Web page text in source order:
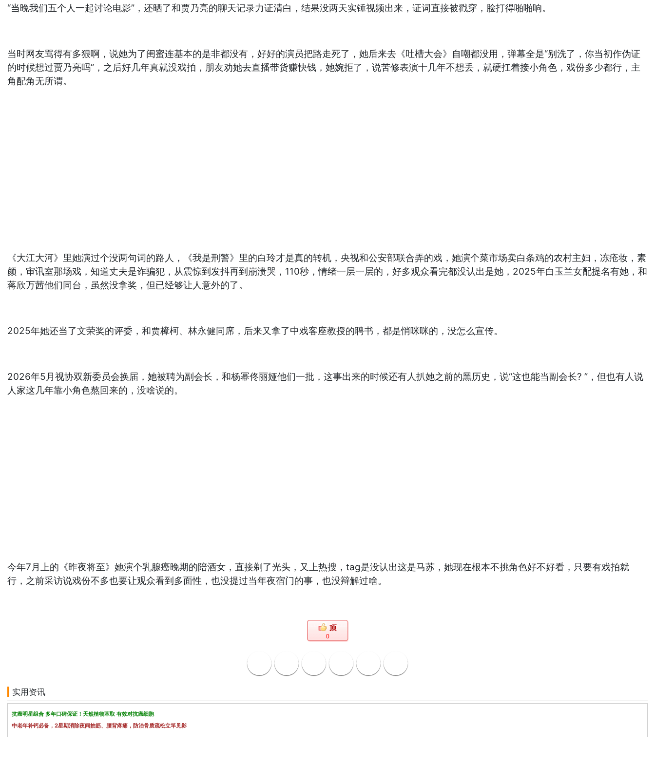
“当晚我们五个人一起讨论电影”，还晒了和贾乃亮的聊天记录力证清白，结果没两天实锤视频出来，证词直接被戳穿，脸打得啪啪响。
当时网友骂得有多狠啊，说她为了闺蜜连基本的是非都没有，好好的演员把路走死了，她后来去《吐槽大会》自嘲都没用，弹幕全是“别洗了，你当初作伪证
的时候想过贾乃亮吗”，之后好几年真就没戏拍，朋友劝她去直播带货赚快钱，她婉拒了，说苦修表演十几年不想丢，就硬扛着接小角色，戏份多少都行，主
角配角无所谓。
《大江大河》里她演过个没两句词的路人，《我是刑警》里的白玲才是真的转机，央视和公安部联合弄的戏，她演个菜市场卖白条鸡的农村主妇，冻疮妆，素
颜，审讯室那场戏，知道丈夫是诈骗犯，从震惊到发抖再到崩溃哭，110秒，情绪一层一层的，好多观众看完都没认出是她，2025年白玉兰女配提名有她，和
蒋欣万茜他们同台，虽然没拿奖，但已经够让人意外的了。
2025年她还当了文荣奖的评委，和贾樟柯、林永健同席，后来又拿了中戏客座教授的聘书，都是悄咪咪的，没怎么宣传。
2026年5月视协双新委员会换届，她被聘为副会长，和杨幂佟丽娅他们一批，这事出来的时候还有人扒她之前的黑历史，说“这也能当副会长? ”，但也有人说
人家这几年靠小角色熬回来的，没啥说的。
今年7月上的《昨夜将至》她演个乳腺癌晚期的陪酒女，直接剃了光头，又上热搜，tag是没认出这是马苏，她现在根本不挑角色好不好看，只要有戏拍就
行，之前采访说戏份不多也要让观众看到多面性，也没提过当年夜宿门的事，也没辩解过啥。
0
实用资讯
抗癌明星组合 多年口碑保证！天然植物萃取 有效对抗癌细胞
中老年补钙必备，2星期消除夜间抽筋、腰背疼痛，防治骨质疏松立竿见影